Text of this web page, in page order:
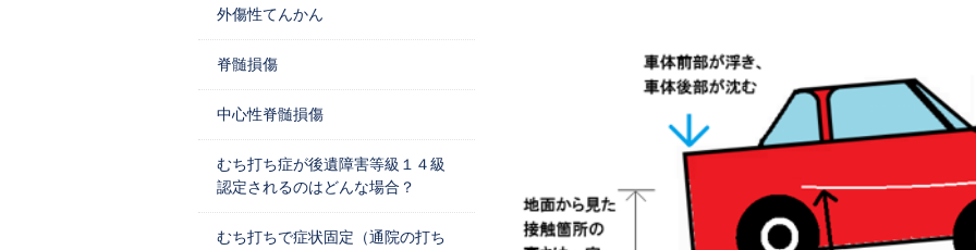
外傷性てんかん
脊髄損傷
中心性脊髄損傷
むち打ち症が後遺障害等級１４級
認定されるのはどんな場合？
むち打ちで症状固定（通院の打ち